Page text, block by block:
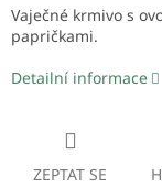
Vaječné krmivo s
papričkami.
Detailní informace
ZEPTAT SE